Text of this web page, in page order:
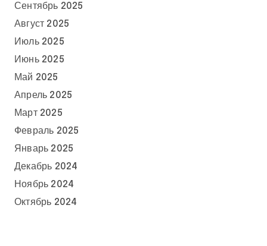
Сентябрь 2025
Август 2025
Июль 2025
Июнь 2025
Май 2025
Апрель 2025
Март 2025
Февраль 2025
Январь 2025
Декабрь 2024
Ноябрь 2024
Октябрь 2024